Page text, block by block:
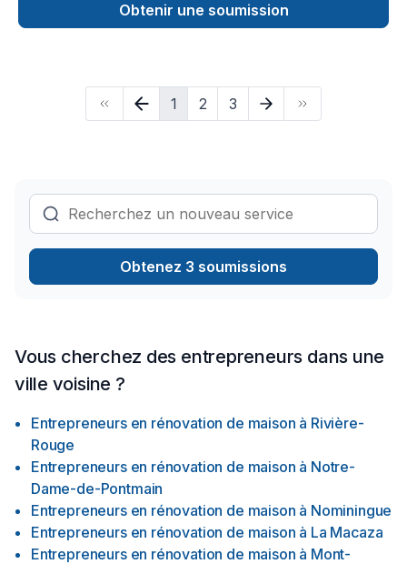
Obtenir une soumission
1 2 3
Obtenez 3 soumissions
Vous cherchez des entrepreneurs dans une
ville voisine ?
Entrepreneurs en rénovation de maison à Rivière-
Rouge
Entrepreneurs en rénovation de maison à Notre-
Dame-de-Pontmain
Entrepreneurs en rénovation de maison à Nominingue
Entrepreneurs en rénovation de maison à La Macaza
Entrepreneurs en rénovation de maison à Mont-